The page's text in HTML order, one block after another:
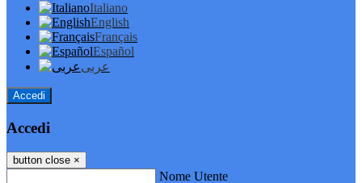
Italiano
English
Français
Español
عربى
Accedi
Accedi
button close ×
Nome Utente